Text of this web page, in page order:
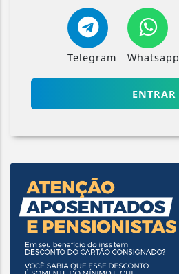
Telegram Whatsapp
ENTRAR